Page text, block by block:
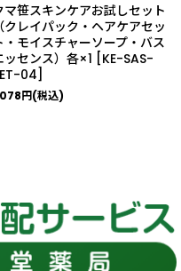
マ笹スキンケアお試しセット
（クレイパック・ヘアケアセッ
・モイスチャーソープ・バス
ッセンス）各×1 [KE-SAS-
04]
円(税込)